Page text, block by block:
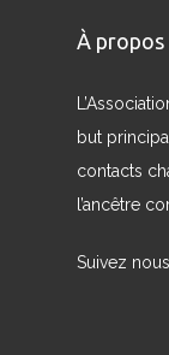
À propos
but
contacts
l’ancêtre
Suivez